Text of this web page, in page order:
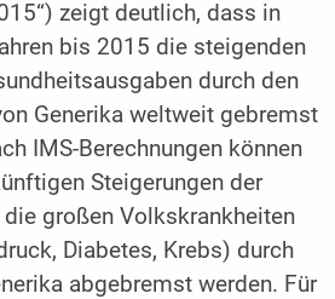
zeigt deutlich, dass in
bis 2015 die steigenden
durch den
Generika weltweit gebremst
IMS-Berechnungen können
Steigerungen der
großen Volkskrankheiten
Diabetes, Krebs) durch
abgebremst werden. Für